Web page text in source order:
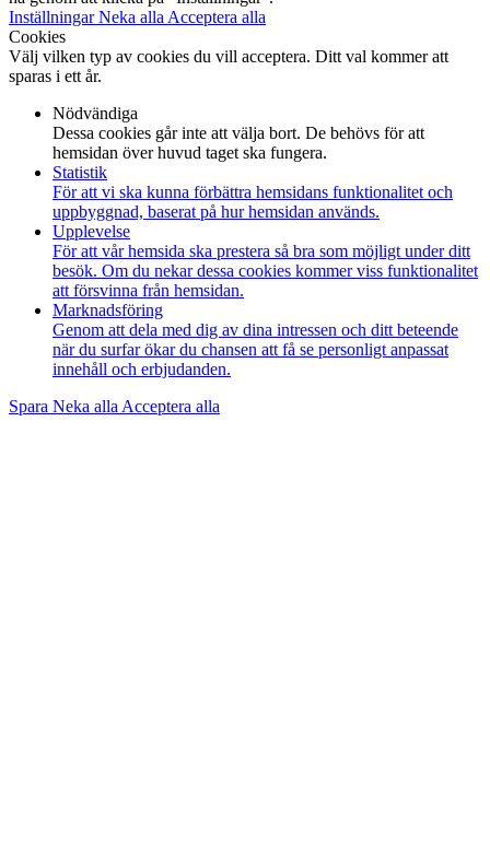
InställningarNeka alla Acceptera alla
Cookies
Välj vilken typ av cookies du vill acceptera. Ditt val kommer att
sparas i ett år.
Nödvändiga
Dessa cookies går inte att välja bort. De behövs för att
hemsidan över huvud taget ska fungera.
Statistik
För att vi ska kunna förbättra hemsidans funktionalitet och
uppbyggnad, baserat på hur hemsidan används.
Upplevelse
För att vår hemsida ska prestera så bra som möjligt under ditt
besök. Om du nekar dessa cookies kommer viss funktionalitet
att försvinna från hemsidan.
Marknadsföring
Genom att dela med dig av dina intressen och ditt beteende
när du surfar ökar du chansen att få se personligt anpassat
innehåll och erbjudanden.
Spara Neka alla Acceptera alla